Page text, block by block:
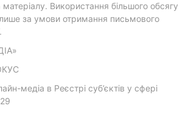
матеріалу. Використання більшого обсягу
за умови отримання письмового
медіа в Реєстрі суб’єктів у сфері